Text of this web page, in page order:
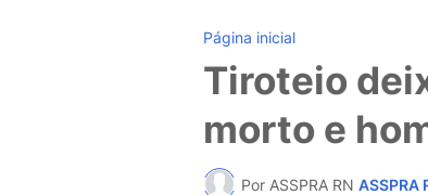
Página inicial
Tiroteio
morto e
Por ASSPRA RN ASSPRA